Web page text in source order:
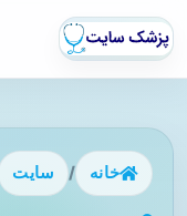
خانه / سایت